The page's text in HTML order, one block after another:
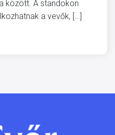
között. A standokon
a vevők, […]